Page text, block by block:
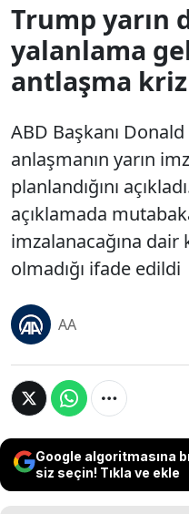
Trump yarın
yalanlama
antlaşma
ABD Başkanı
anlaşmanın yarın
planlandığını
açıklamada
imzalanacağına dair
olmadığı ifade edildi
AA
Google algoritmasına
siz seçin! Tıkla ve ekle